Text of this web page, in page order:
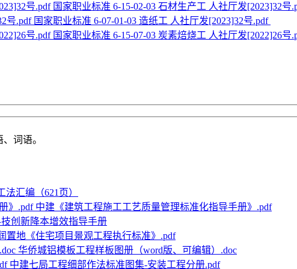
国家职业标准 6-15-02-03 石材生产工 人社厅发[2023]32号
国家职业标准 6-07-01-03 造纸工 人社厅发[2023]32号.pdf
国家职业标准 6-15-07-03 炭素焙烧工 人社厅发[2022]26号
词语。
法汇编（621页）
中建《建筑工程施工工艺质量管理标准化指导手册》.pdf
创新降本增效指导手册
置地《住宅项目景观工程执行标准》.pdf
华侨城铝模板工程样板图册（word版、可编辑）.doc
中建七局工程细部作法标准图集-安装工程分册.pdf